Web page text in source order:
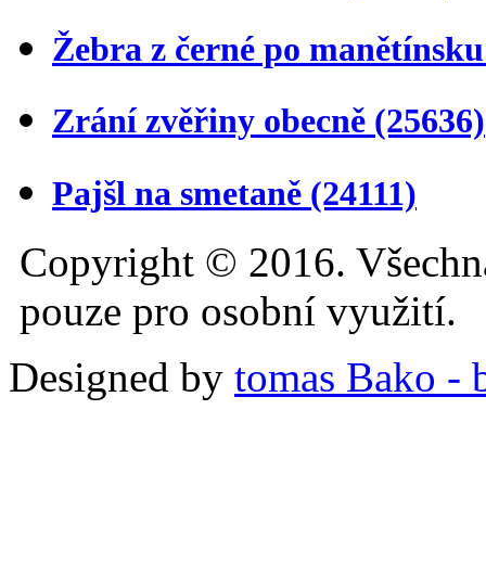
Žebra z černé po
Zrání zvěřiny obecně (25636)
Pajšl na smetaně (24111)
Copyright © 2016.
pouze pro osobní využití.
Designed by tomas Bako -